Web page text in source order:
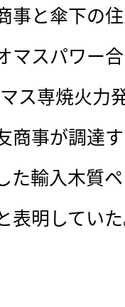
事と傘下の
マスパワー
ス専焼火力
商事が調達
た輸入木質
表明してい